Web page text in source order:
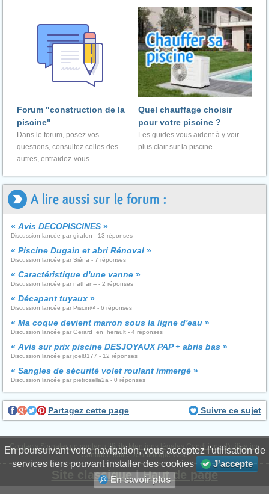
Forum "construction de la
piscine"
Dans le forum, posez vos
questions, consultez celles des
autres, entraidez-vous.
Quel chauffage choisir
pour votre piscine ?
Les guides vous aident à y voir
plus clair sur la piscine.
A lire aussi sur le forum :
« Avis DECOPISCINES »
Discussion lancée par girafon - 13 réponses
« Piscine Dugain et abri Rénoval »
Discussion lancée par Siéna - 7 réponses
« Caractéristique d'une vanne »
Discussion lancée par nathan-- - 2 réponses
« Décapant tuyaux »
Discussion lancée par Piscin@ - 6 réponses
« Ma coque devient marron sous la ligne d'eau »
Discussion lancée par Gerard_en_herault - 4 réponses
« Avis sur prix piscine DESJOYAUX PAP + abris bas »
Discussion lancée par joel8177 - 12 réponses
« Sangles de sécurité volet roulant immergé »
Discussion lancée par pietrosella2a - 0 réponses
Partagez cette page Suivre ce sujet
Contacts Signaler un contenu illicite Mentions légales Conditions d'utilisation
Confidentialité DéontologieWS6
Site classique|Haut de page
En poursuivant votre navigation, vous acceptez l'utilisation de
services tiers pouvant installer des cookies
J'accepte
En savoir plus